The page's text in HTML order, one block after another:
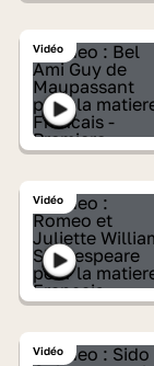
Vidéo
Vidéo
Vidéo